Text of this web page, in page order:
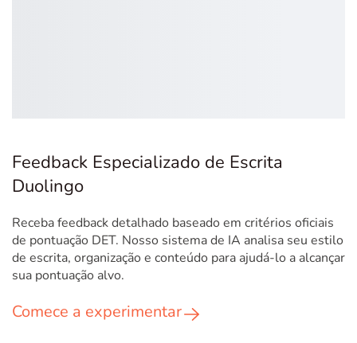
Feedback Especializado de Escrita
Duolingo
Receba feedback detalhado baseado em critérios oficiais
de pontuação DET. Nosso sistema de IA analisa seu estilo
de escrita, organização e conteúdo para ajudá-lo a alcançar
sua pontuação alvo.
Comece a experimentar